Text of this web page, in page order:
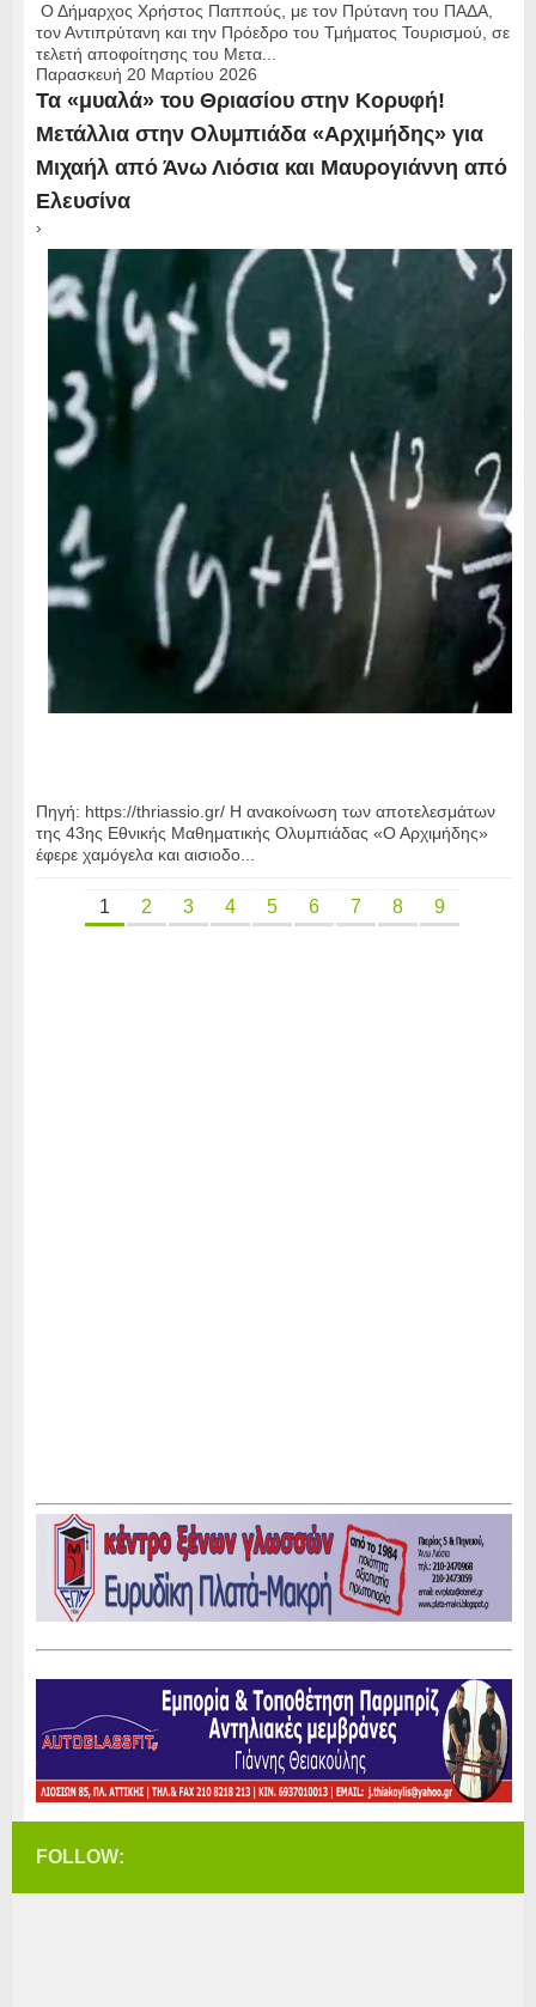
Ο Δήμαρχος Χρήστος Παππούς, με τον Πρύτανη του ΠΑΔΑ,
τον Αντιπρύτανη και την Πρόεδρο του Τμήματος Τουρισμού, σε
τελετή αποφοίτησης του Μετα...
Παρασκευή 20 Μαρτίου 2026
Τα «μυαλά» του Θριασίου στην Κορυφή!
Μετάλλια στην Ολυμπιάδα «Αρχιμήδης» για
Μιχαήλ από Άνω Λιόσια και Μαυρογιάννη από
Ελευσίνα
›
Πηγή: https://thriassio.gr/ Η ανακοίνωση των αποτελεσμάτων
της 43ης Εθνικής Μαθηματικής Ολυμπιάδας «Ο Αρχιμήδης»
έφερε χαμόγελα και αισιοδο...
1 2 3 4 5 6 7 8 9
FOLLOW: